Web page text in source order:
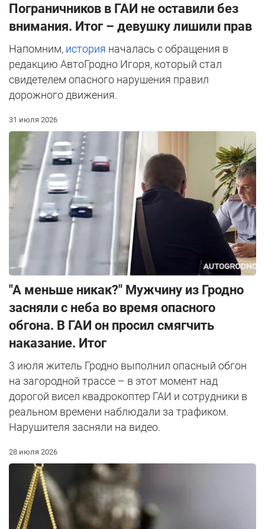
Пограничников в ГАИ не оставили без
внимания. Итог – девушку лишили прав
Напомним, история началась с обращения в
редакцию АвтоГродно Игоря, который стал
свидетелем опасного нарушения правил
дорожного движения.
31 июля 2026
"А меньше никак?" Мужчину из Гродно
засняли с неба во время опасного
обгона. В ГАИ он просил смягчить
наказание. Итог
3 июля житель Гродно выполнил опасный обгон
на загородной трассе – в этот момент над
дорогой висел квадрокоптер ГАИ и сотрудники в
реальном времени наблюдали за трафиком.
Нарушителя засняли на видео.
28 июля 2026